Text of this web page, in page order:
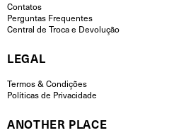
Contatos
Perguntas Frequentes
Central de Troca e Devolução
LEGAL
Termos & Condições
Políticas de Privacidade
ANOTHER PLACE